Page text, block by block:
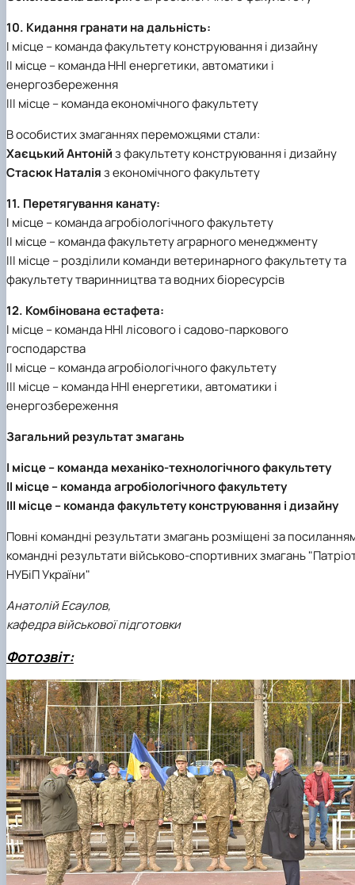
10. Кидання гранати на дальність:
І місце – команда факультету конструювання і дизайну
ІІ місце – команда ННІ енергетики, автоматики і
енергозбереження
ІІІ місце – команда економічного факультету
В особистих змаганнях переможцями стали:
Хаєцький Антонійз факультету конструювання і дизайну
Стасюк Наталіяз економічного факультету
11. Перетягування канату:
І місце – команда агробіологічного факультету
ІІ місце – команда факультету аграрного менеджменту
ІІІ місце – розділили команди ветеринарного факультету та
факультету тваринництва та водних біоресурсів
12. Комбінована естафета:
І місце – команда ННІ лісового і садово-паркового
господарства
ІІ місце – команда агробіологічного факультету
ІІІ місце – команда ННІ енергетики, автоматики і
енергозбереження
Загальний результат змагань
І місце – команда механіко-технологічного факультету
ІІ місце – команда агробіологічного факультету
ІІІ місце – команда факультету конструювання і дизайну
Повні командні результати змагань розміщені за
командні результати військово-спортивних змагань
НУБіП України"
Анатолій Есаулов,
кафедра військової підготовки
Фотозвіт: